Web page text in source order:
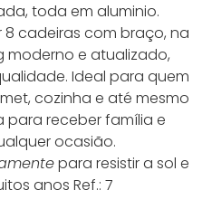
toda em aluminio.
cadeiras com braço, na
moderno e atualizado,
Ideal para quem
cozinha e até mesmo
para receber família e
ocasião.
para resistir a sol e
anos Ref.: 7